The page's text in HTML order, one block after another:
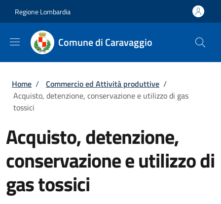
Regione Lombardia
Comune di Caravaggio
Briciole di pane
Home / Commercio ed Attività produttive /
Acquisto, detenzione, conservazione e utilizzo di gas
tossici
Acquisto, detenzione,
conservazione e utilizzo di
gas tossici